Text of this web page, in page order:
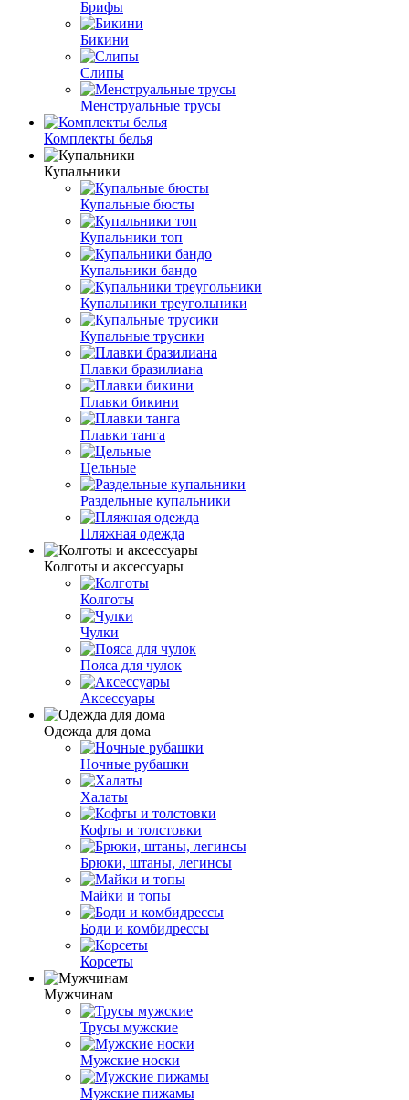
Брифы
Бикини
Слипы
Менструальные трусы
Комплекты белья
Купальники
Купальные бюсты
Купальники топ
Купальники бандо
Купальники треугольники
Купальные трусики
Плавки бразилиана
Плавки бикини
Плавки танга
Цельные
Раздельные купальники
Пляжная одежда
Колготы и аксессуары
Колготы
Чулки
Пояса для чулок
Аксессуары
Одежда для дома
Ночные рубашки
Халаты
Кофты и толстовки
Брюки, штаны, легинсы
Майки и топы
Боди и комбидрессы
Корсеты
Мужчинам
Трусы мужские
Мужские носки
Мужские пижамы